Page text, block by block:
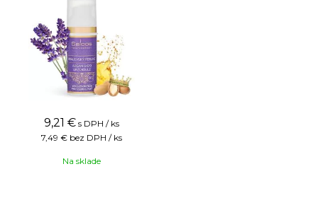
9,21 € s DPH / ks
7,49 € bez DPH / ks
Na sklade